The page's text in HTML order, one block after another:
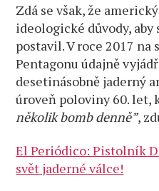
Zdá se však, že
ideologické důvody,
postavil. V roce 2017 na
Pentagonu údajně
desetinásobně jaderný
úroveň poloviny 60. let,
několik bomb denně”,
El Periódico: Pistolník
svět jaderné válce!